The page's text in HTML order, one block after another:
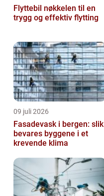
Flyttebil nøkkelen til en
trygg og effektiv flytting
09 juli 2026
Fasadevask i bergen: slik
bevares byggene i et
krevende klima